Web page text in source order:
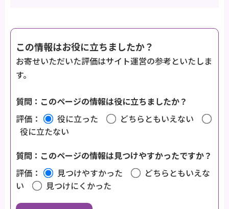
この情報はお役に立ちましたか？
お寄せいただいた評価はサイト運営の参考といたしま
す。
質問：このページの情報は役に立ちましたか？
評価：
役に立った
どちらともいえない
役に立たない
質問：このページの情報は見つけやすかったですか？
評価：
見つけやすかった
どちらともいえな
い
見つけにくかった